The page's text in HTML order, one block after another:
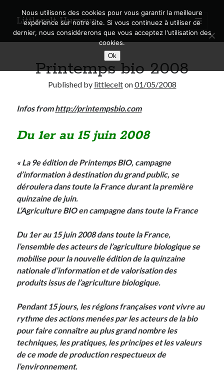
Littlecelt Humeur
open
primary
menu
Sidebar
Search
Derniers articles
Explorez les Chemins Enchantés à Vélo : Aventures Familiales près de
Lyon !
Quel Lyonnais es-tu, Renaud Ducher ?
A quand une véritable place pour le vélo à Caluire dans la Métropole de
Lyon ?
Comment je vis ma vie sur un vélo
Derniers Commentaires
Entretien ménagerdans T’as vu quoi ? #52
JFdansC’était pas mieux avant… à Lyon
Anthony dansComment j’ai opéré ma vélorution toute personnelle
Renaud Ducher dans Comment j’ai opéré ma vélorution toute
personnelle
Commentaires récents
Printemps bio 2008
Published by littlecelton01/05/2008
Infos fromhttp://printempsbio.com
Du 1er au 15 juin 2008
« La 9e édition de Printemps BIO, campagne
d’information à destination du grand public, se
déroulera dans toute la France durant la première
quinzaine de juin.
L’Agriculture BIO en campagne dans toute la France
Du 1er au 15 juin 2008 dans toute la France,
l’ensemble des acteurs de l’agriculture biologique se
mobilise pour la nouvelle édition de la quinzaine
nationale d’information et de valorisation des
produits issus de l’agriculture biologique.
Pendant 15 jours, les régions françaises vont vivre au
rythme des actions menées par les acteurs de la bio
pour faire connaître au plus grand nombre les
techniques, les pratiques, les principes et les valeurs
de ce mode de production respectueux de
l’environnement.
Nous utilisons des cookies pour vous garantir la meilleure
expérience sur notre site. Si vous continuez à utiliser ce
dernier, nous considérerons que vous acceptez l'utilisation des
cookies.
Ok